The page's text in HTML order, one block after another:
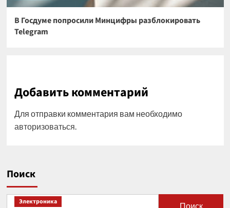
В Госдуме попросили Минцифры разблокировать
Telegram
Добавить комментарий
Для отправки комментария вам необходимо
авторизоваться.
Поиск
Поиск
Электроника